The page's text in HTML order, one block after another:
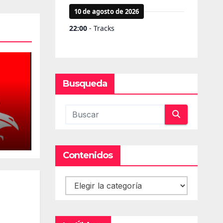
Busqueda
Contenidos
Contenidos